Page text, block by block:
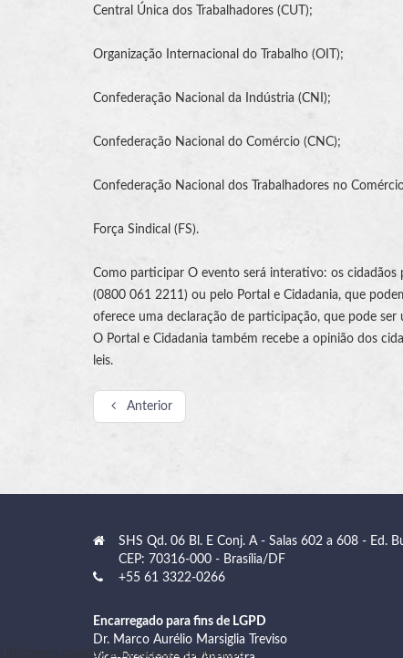
Central Única dos Trabalhadores (CUT);
Organização Internacional do Trabalho (OIT );
Confederação Nacional da Indústria (CNI);
Confederação Nacional do Comércio (CNC);
Confederação Nacional dos Trabalhadores no
Força Sindical (FS).
Como participar O evento será interativo: os
(0800 061 2211) ou pelo Portal e Cidadania, que
oferece uma declaração de participação, que pode
O Portal e Cidadania também recebe a opinião dos
leis.
Anterior
SHS Qd. 06 Bl. E Conj. A - Salas 602 a 608 - Ed.
CEP: 70316-000 - Brasília/DF
+55 61 3322-0266
Encarregado para fins de LGPD
Dr. Marco Aurélio Marsiglia Treviso
Utilizamos cookies para funções específicas